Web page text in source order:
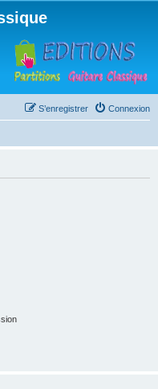
Connexion
S’enregistrer